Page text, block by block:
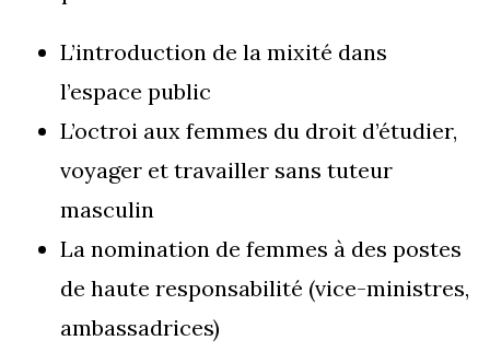
L’introduction de la mixité dans
l’espace public
L’octroi aux femmes du droit d’étudier,
voyager et travailler sans tuteur
masculin
La nomination de femmes à des postes
de haute responsabilité (vice-ministres,
ambassadrices)